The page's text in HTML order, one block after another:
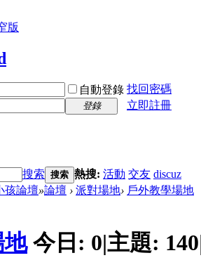
版
自動登錄 找回密碼
登錄
立即註冊
搜索 搜索 熱搜: 活動 交友 discuz
孩論壇»論壇 › 派對場地› 戶外教學場地
地 今日: 0|主題: 140